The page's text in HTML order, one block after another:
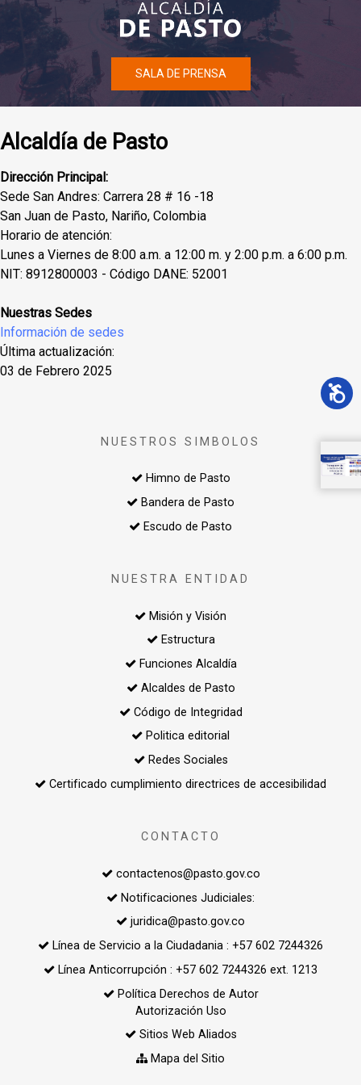
SALA DE PRENSA
Alcaldía de Pasto
Dirección Principal:
Sede San Andres: Carrera 28 # 16 -18
San Juan de Pasto, Nariño, Colombia
Horario de atención:
Lunes a Viernes de 8:00 a.m. a 12:00 m. y 2:00 p.m. a 6:00 p.m.
NIT: 8912800003 - Código DANE: 52001
Nuestras Sedes
Información de sedes
Última actualización:
03 de Febrero 2025
NUESTROS SIMBOLOS
Himno de Pasto
Bandera de Pasto
Escudo de Pasto
NUESTRA ENTIDAD
Misión y Visión
Estructura
Funciones Alcaldía
Alcaldes de Pasto
Código de Integridad
Politica editorial
Redes Sociales
Certificado cumplimiento directrices de accesibilidad
CONTACTO
contactenos@pasto.gov.co
Notificaciones Judiciales:
juridica@pasto.gov.co
Línea de Servicio a la Ciudadania : +57 602 7244326
Línea Anticorrupción : +57 602 7244326 ext. 1213
Política Derechos de Autor
Autorización Uso
Sitios Web Aliados
Mapa del Sitio